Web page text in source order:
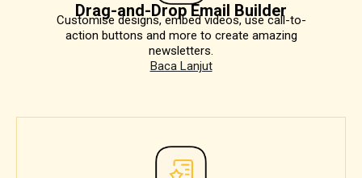
Drag-and-Drop Email Builder
Customise designs, embed videos, use call-to-
action buttons and more to create amazing
newsletters.
Baca Lanjut